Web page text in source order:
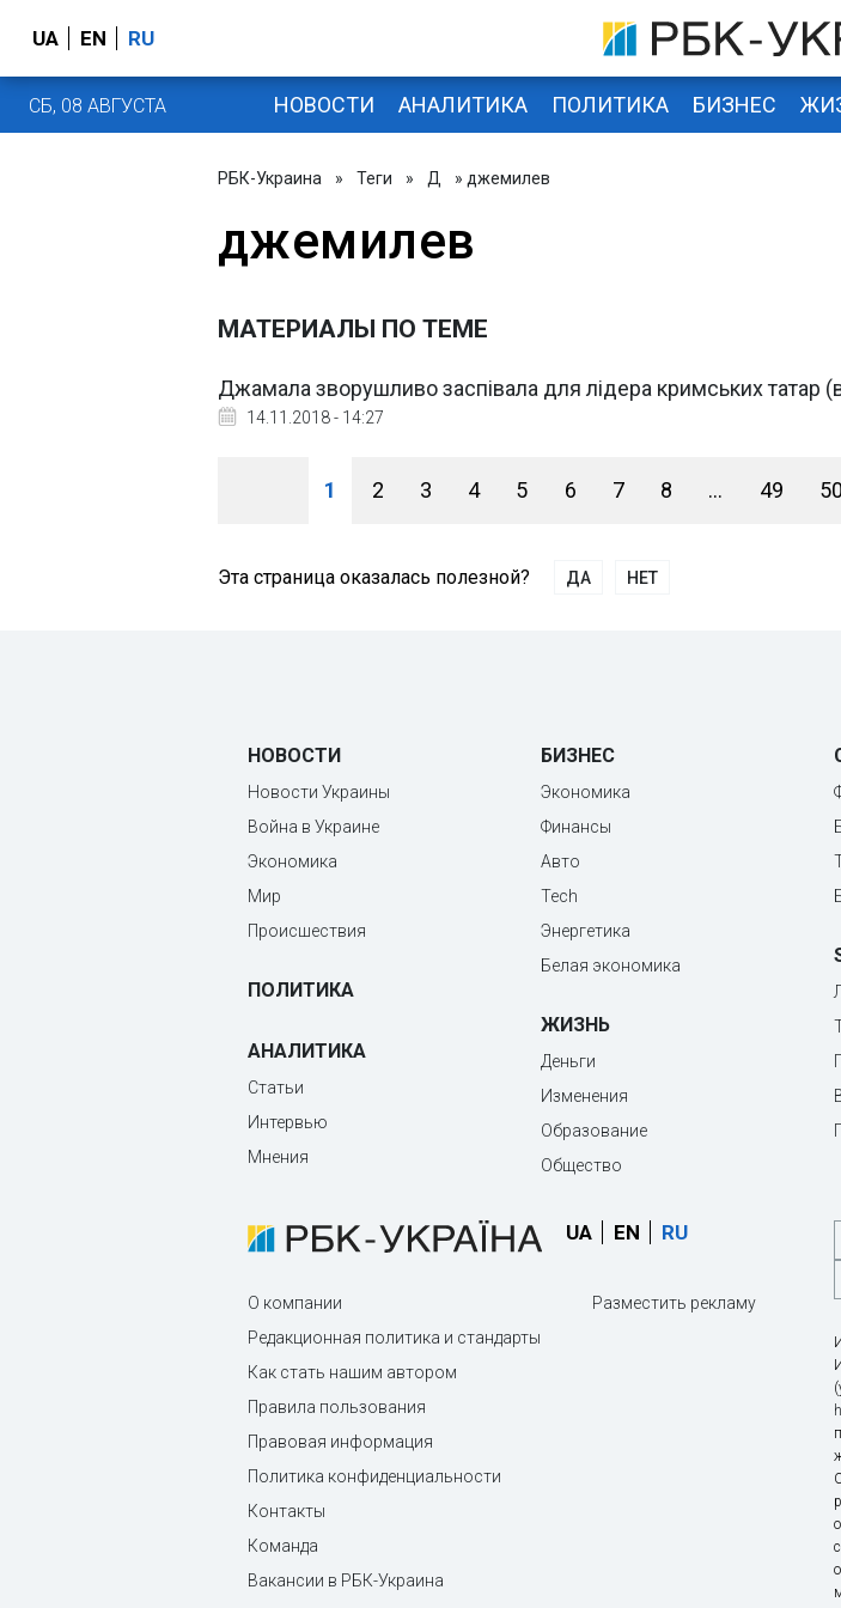
UA EN RU
СБ, 08 АВГУСТА НОВОСТИ АНАЛИТИКА ПОЛИТИКА БИЗНЕС
РБК-Украина » Теги » Д » джемилев
джемилев
МАТЕРИАЛЫ ПО ТЕМЕ
Джамала зворушливо заспівала для лідера кримських татар
14.11.2018 - 14:27
1 2 3 4 5 6 7 8 ... 49 50
Эта страница оказалась полезной? ДА НЕТ
НОВОСТИ
Новости Украины
Война в Украине
Экономика
Мир
Происшествия
ПОЛИТИКА
АНАЛИТИКА
Статьи
Интервью
Мнения
БИЗНЕС
Экономика
Финансы
Авто
Tech
Энергетика
Белая экономика
ЖИЗНЬ
Деньги
Изменения
Образование
Общество
UA EN RU
О компании
Редакционная политика и стандарты
Как стать нашим автором
Правила пользования
Правовая информация
Политика конфиденциальности
Контакты
Команда
Вакансии в РБК-Украина
Разместить рекламу